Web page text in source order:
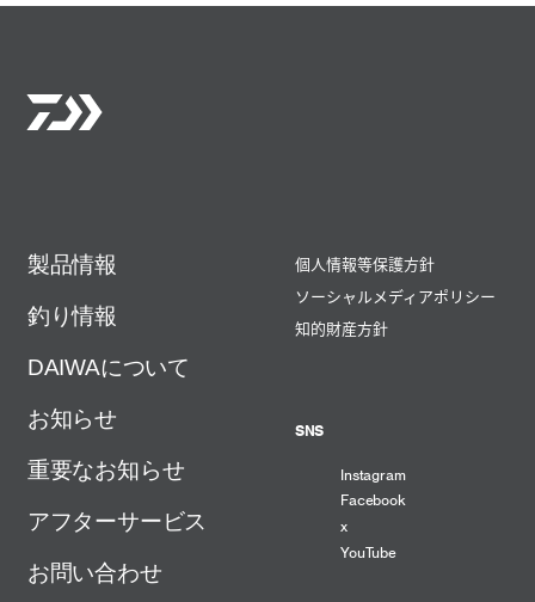
製品情報
釣り情報
DAIWAについて
お知らせ
重要なお知らせ
アフターサービス
お問い合わせ
個人情報等保護方針
ソーシャルメディアポリシー
知的財産方針
SNS
Instagram
Facebook
x
YouTube